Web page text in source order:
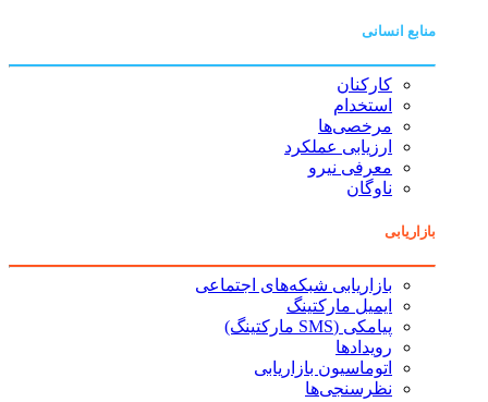
منابع انسانی
کارکنان
استخدام
مرخصی‌ها
ارزیابی عملکرد
معرفی نیرو
ناوگان
بازاریابی
بازاریابی شبکه‌های اجتماعی
ایمیل مارکتینگ
پیامکی (SMS مارکتینگ)
رویدادها
اتوماسیون بازاریابی
نظرسنجی‌ها